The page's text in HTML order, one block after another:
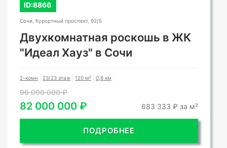
ID:8866
Сочи, Курортный проспект, 92/5
Двухкомнатная роскошь в ЖК
"Идеал Хауз" в Сочи
2-комн 23/23 этаж 120 м² 0,8 км
96 000 000 ₽
82 000 000 ₽ 683 333 ₽ за м²
ПОДРОБНЕЕ